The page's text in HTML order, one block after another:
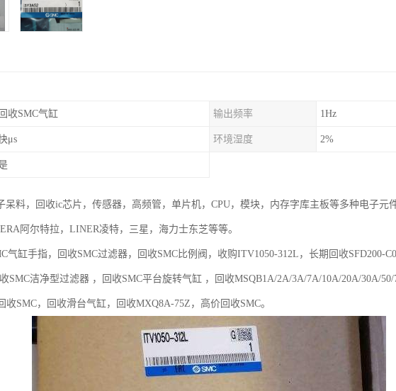
回收SMC气缸 输出频率 1Hz
μs 环境湿度 2%
呆料，回收ic芯片，传感器，高频管，单片机，CPU，模块，内存字库主板等多种电子元
阿尔特拉，LINER凌特，三星，海力士东芝等等。
气缸手指，回收SMC过滤器，回收SMC比例阀，收购ITV1050-312L，长期回收SFD200-
SMC洁净型过滤器 ，回收SMC平台旋转气缸 ，回收MSQB1A/2A/3A/7A/10A/20A/30A/
收SMC，回收滑台气缸，回收MXQ8A-75Z，高价回收SMC。